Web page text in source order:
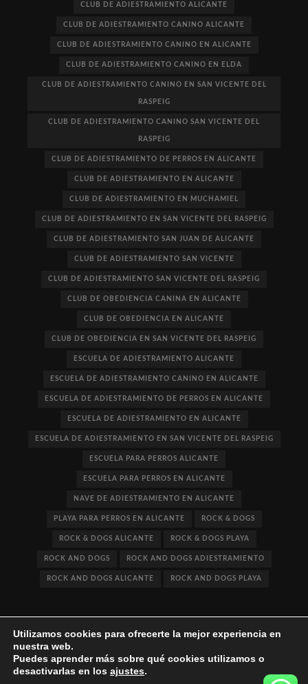
CLUB DE ADIESTRAMIENTO ALICANTE
CLUB DE ADIESTRAMIENTO CANINO ALICANTE
CLUB DE ADIESTRAMIENTO CANINO EN ALICANTE
CLUB DE ADIESTRAMIENTO CANINO EN ELDA
CLUB DE ADIESTRAMIENTO CANINO EN SAN VICENTE DEL
RASPEIG
CLUB DE ADIESTRAMIENTO CANINO SAN VICENTE DEL
RASPEIG
CLUB DE ADIESTRAMIENTO DE PERROS EN ALICANTE
CLUB DE ADIESTRAMIENTO EN ALICANTE
CLUB DE ADIESTRAMIENTO EN MUCHAMIEL
CLUB DE ADIESTRAMIENTO EN SAN VICENTE DEL RASPEIG
CLUB DE ADIESTRAMIENTO SAN JUAN DE ALICANTE
CLUB DE ADIESTRAMIENTO SAN VICENTE
CLUB DE ADIESTRAMIENTO SAN VICENTE DEL RASPEIG
CLUB DE OBEDIENCIA CANINA EN ALICANTE
CLUB DE OBEDIENCIA EN ALICANTE
CLUB DE OBEDIENCIA EN SAN VICENTE DEL RASPEIG
ESCUELA DE ADIESTRAMIENTO ALICANTE
ESCUELA DE ADIESTRAMIENTO CANINO EN ALICANTE
ESCUELA DE ADIESTRAMIENTO DE PERROS EN ALICANTE
ESCUELA DE ADIESTRAMIENTO EN ALICANTE
ESCUELA DE ADIESTRAMIENTO EN SAN VICENTE DEL RASPEIG
ESCUELA PARA PERROS ALICANTE
ESCUELA PARA PERROS EN ALICANTE
NAVE DE ADIESTRAMIENTO EN ALICANTE
PLAYA PARA PERROS EN ALICANTE ROCK & DOGS
ROCK & DOGS ALICANTE ROCK & DOGS PLAYA
ROCK AND DOGS ROCK AND DOGS ADIESTRAMIENTO
ROCK AND DOGS ALICANTE ROCK AND DOGS PLAYA
Utilizamos cookies para ofrecerte la mejor experiencia en
nuestra web.
Puedes aprender más sobre qué cookies utilizamos o
desactivarlas en los ajustes.